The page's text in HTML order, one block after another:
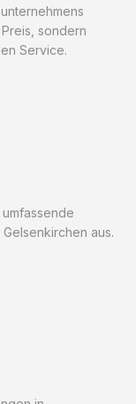
sondern
Service.
aus.